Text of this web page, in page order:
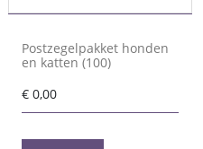
Postzegelpakket honden
en katten (100)
€ 0,00